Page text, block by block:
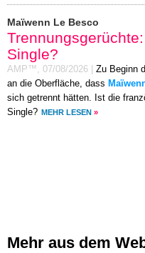
Maïwenn Le Besco
Single?
AMP™, 07/08/2026
Zu Beginn
an die Oberfläche, dass
sich getrennt hätten. Ist die
Single? MEHR LESEN »
Mehr aus dem